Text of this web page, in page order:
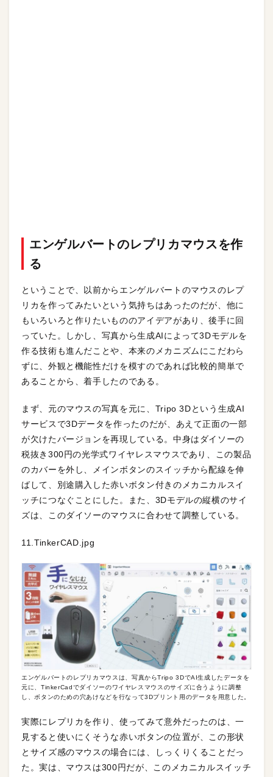
エンゲルバートのレプリカマウスを作
る
ということで、以前からエンゲルバートのマウスのレプ
リカを作ってみたいという気持ちはあったのだが、他に
もいろいろと作りたいもののアイデアがあり、後手に回
っていた。しかし、写真から生成AIによって3Dモデルを
作る技術も進んだことや、本来のメカニズムにこだわら
ずに、外観と機能性だけを模すのであれば比較的簡単で
あることから、着手したのである。
まず、元のマウスの写真を元に、Tripo 3Dという生成AI
サービスで3Dデータを作ったのだが、あえて正面の一部
が欠けたバージョンを再現している。中身はダイソーの
税抜き300円の光学式ワイヤレスマウスであり、この製品
のカバーを外し、メインボタンのスイッチから配線を伸
ばして、別途購入した赤いボタン付きのメカニカルスイ
ッチにつなぐことにした。また、3Dモデルの縦横のサイ
ズは、このダイソーのマウスに合わせて調整している。
11.TinkerCAD.jpg
エンゲルバートのレプリカマウスは、写真からTripo 3DでAI生成したデータを
元に、TinkerCadでダイソーのワイヤレスマウスのサイズに合うように調整
し、ボタンのための穴あけなどを行なって3Dプリント用のデータを用意した。
実際にレプリカを作り、使ってみて意外だったのは、一
見すると使いにくそうな赤いボタンの位置が、この形状
とサイズ感のマウスの場合には、しっくりくることだっ
た。実は、マウスは300円だが、このメカニカルスイッチ